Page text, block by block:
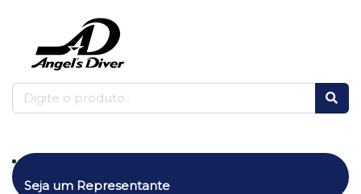
Seja um Representante